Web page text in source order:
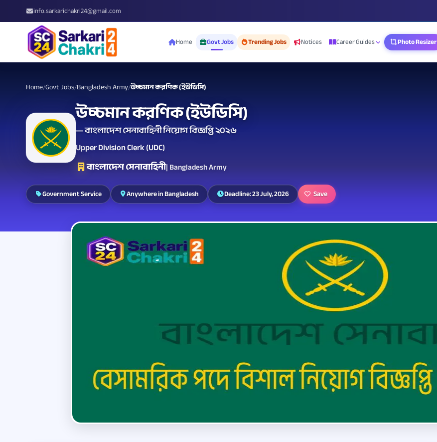
info.sarkarichakri24@gmail.com
Home Govt Jobs Trending Jobs Notices Career Guides Photo Resizer
Home/Govt Jobs/Bangladesh Army/উচ্চমান করণিক (ইউডিসি)
উচ্চমান করণিক (ইউডিসি)
— বাংলাদেশ সেনাবাহিনী নিয়োগ বিজ্ঞপ্তি ২০২৬
Upper Division Clerk (UDC)
বাংলাদেশ সেনাবাহিনী| Bangladesh Army
Government Service Anywhere in Bangladesh Deadline: 23 July, 2026 Save